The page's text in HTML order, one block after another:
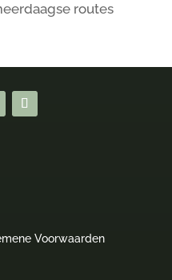
routes
Voorwaarden